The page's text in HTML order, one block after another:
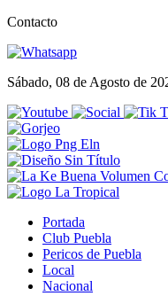
Contacto
Sábado, 08 de Agosto de
Portada
Club Puebla
Pericos de Puebla
Local
Nacional